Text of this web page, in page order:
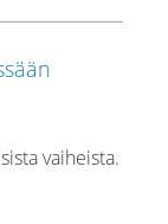
vaiheista.